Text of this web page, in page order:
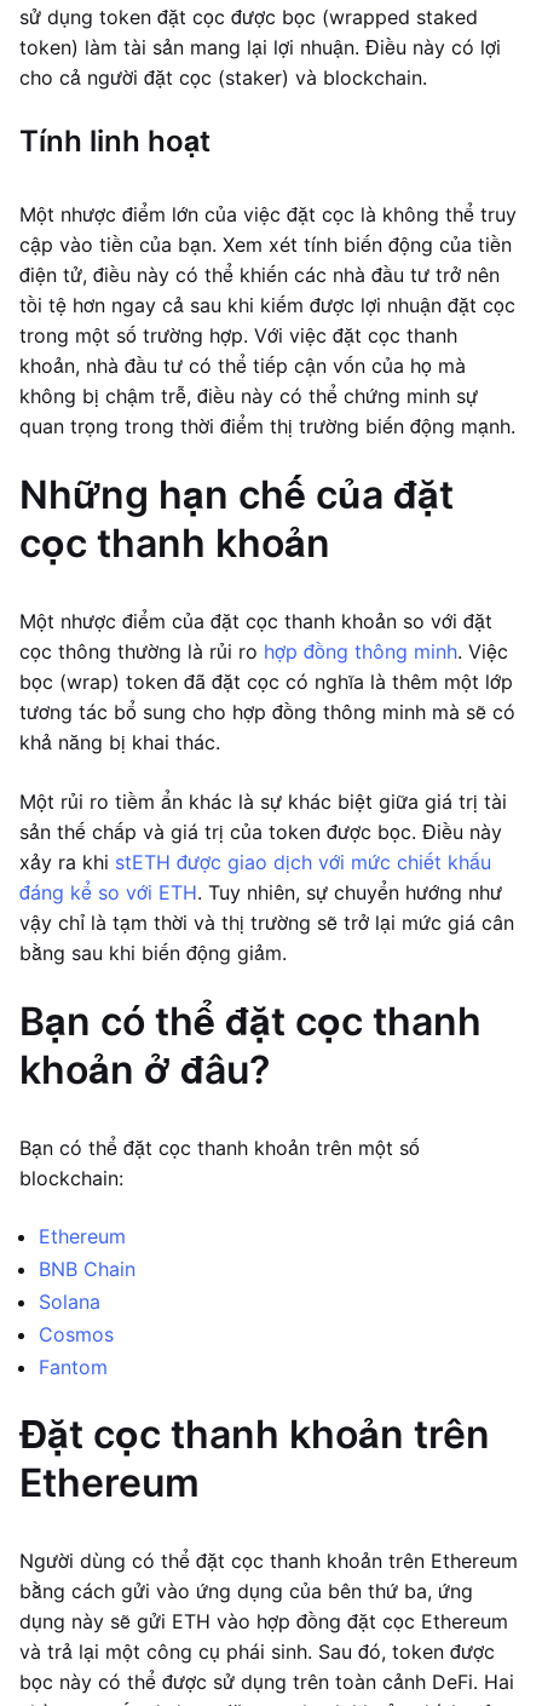
sử dụng token đặt cọc được bọc (wrapped staked
token) làm tài sản mang lại lợi nhuận. Điều này có lợi
cho cả người đặt cọc (staker) và blockchain.
Tính linh hoạt
Một nhược điểm lớn của việc đặt cọc là không thể truy
cập vào tiền của bạn. Xem xét tính biến động của tiền
điện tử, điều này có thể khiến các nhà đầu tư trở nên
tồi tệ hơn ngay cả sau khi kiếm được lợi nhuận đặt cọc
trong một số trường hợp. Với việc đặt cọc thanh
khoản, nhà đầu tư có thể tiếp cận vốn của họ mà
không bị chậm trễ, điều này có thể chứng minh sự
quan trọng trong thời điểm thị trường biến động mạnh.
Những hạn chế của đặt
cọc thanh khoản
Một nhược điểm của đặt cọc thanh khoản so với đặt
cọc thông thường là rủi ro hợp đồng thông minh. Việc
bọc (wrap) token đã đặt cọc có nghĩa là thêm một lớp
tương tác bổ sung cho hợp đồng thông minh mà sẽ có
khả năng bị khai thác.
Một rủi ro tiềm ẩn khác là sự khác biệt giữa giá trị tài
sản thế chấp và giá trị của token được bọc. Điều này
xảy ra khi stETH được giao dịch với mức chiết khấu
đáng kể so với ETH. Tuy nhiên, sự chuyển hướng như
vậy chỉ là tạm thời và thị trường sẽ trở lại mức giá cân
bằng sau khi biến động giảm.
Bạn có thể đặt cọc thanh
khoản ở đâu?
Bạn có thể đặt cọc thanh khoản trên một số
blockchain:
Ethereum
BNB Chain
Solana
Cosmos
Fantom
Đặt cọc thanh khoản trên
Ethereum
Người dùng có thể đặt cọc thanh khoản trên Ethereum
bằng cách gửi vào ứng dụng của bên thứ ba, ứng
dụng này sẽ gửi ETH vào hợp đồng đặt cọc Ethereum
và trả lại một công cụ phái sinh. Sau đó, token được
bọc này có thể được sử dụng trên toàn cảnh DeFi. Hai